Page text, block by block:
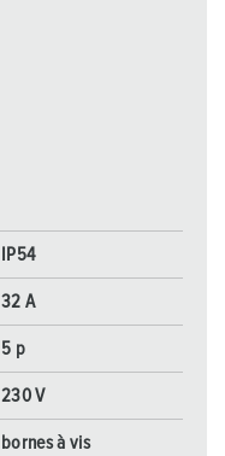
IP54
32 A
5 p
230 V
bornes à vis